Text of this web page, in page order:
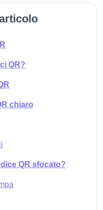
QR?
chiaro
QR sfocato?